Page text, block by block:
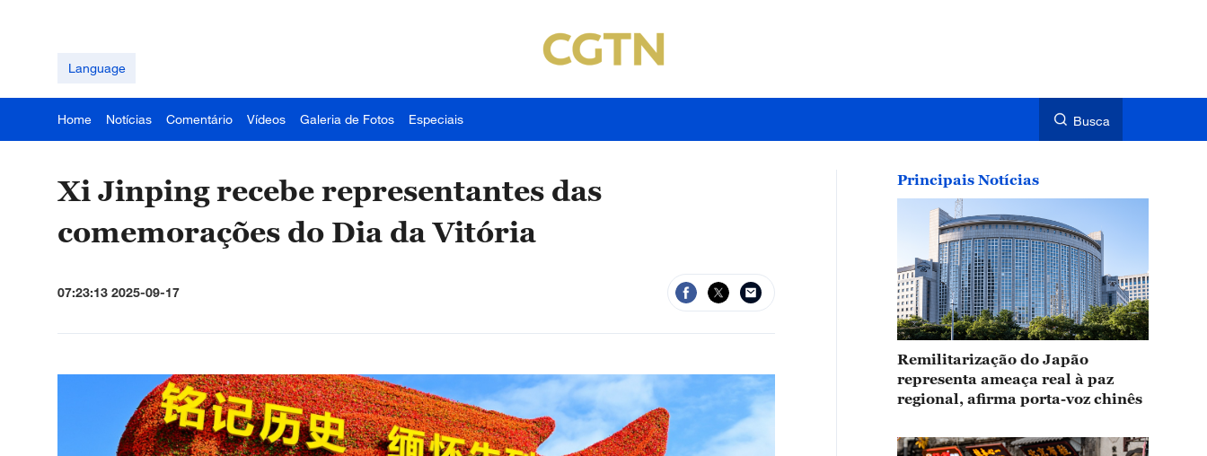
Language
Home Notícias Comentário Vídeos Galeria de Fotos Especiais Busca
Xi Jinping recebe representantes das
comemorações do Dia da Vitória
07:23:13 2025-09-17
Principais Notícias
Remilitarização do Japão
representa ameaça real à paz
regional, afirma porta-voz chinês